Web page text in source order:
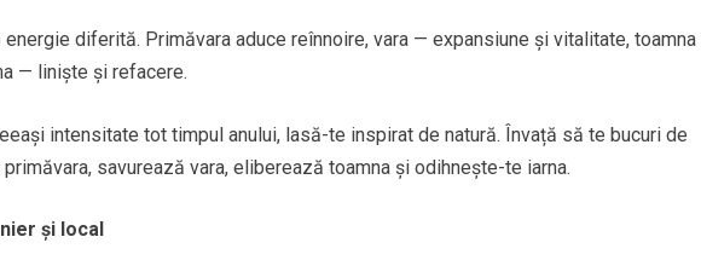
energie diferită. Primăvara aduce reînnoire, vara — expansiune și vitalitate, toamna
— liniște și refacere.
intensitate tot timpul anului, lasă-te inspirat de natură. Învață să te bucuri de
savurează vara, eliberează toamna și odihnește-te iarna.
și local